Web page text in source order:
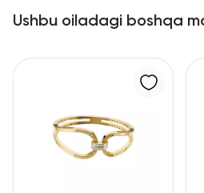
Ushbu oiladagi boshqa